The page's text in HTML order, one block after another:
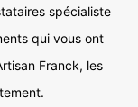
spécialiste
qui vous ont
Franck, les